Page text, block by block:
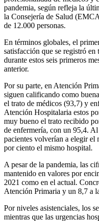
pandemia, según refleja la
la Consejería de Salud
de 12.000 personas.
En términos globales, el
satisfacción que se registró
durante estos seis primeros
anterior.
Por su parte, en Atención
siguen calificando como
el trato de médicos (93,7) y
Atención Hospitalaria estos
muy bueno el trato recibido
de enfermería, con un 95,4.
pacientes volverían a elegir el
por ciento el mismo hospital.
A pesar de la pandemia, las
mantenido en valores por
2021 como en el actual.
Atención Primaria y un 8,7 a
Por niveles asistenciales, los
mientras que las urgencias